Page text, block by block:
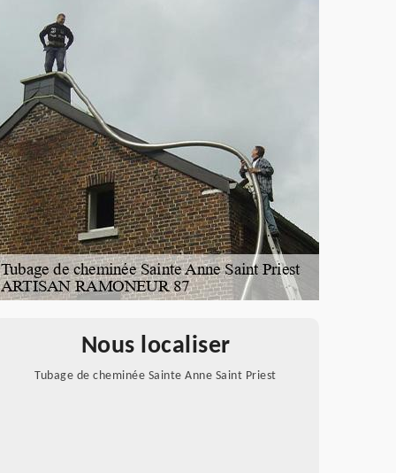
Nous localiser
Tubage de cheminée Sainte Anne Saint Priest